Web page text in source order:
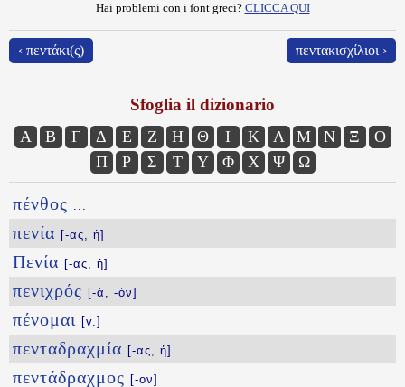
Hai problemi con i font greci? CLICCA QUI
‹ πεντάκι(ς) πεντακισχίλιοι ›
Sfoglia il dizionario
Α Β Γ Δ Ε Ζ Η Θ Ι Κ Λ Μ Ν Ξ
Ο
Π
Ρ Σ Τ Υ Φ Χ Ψ Ω
πένθος ...
πενία [-ας, ἡ]
Πενία [-ας, ἡ]
πενιχρός [-ά, -όν]
πένομαι [v.]
πενταδραχμία [-ας, ἡ]
πεντάδραχμος [-ον]